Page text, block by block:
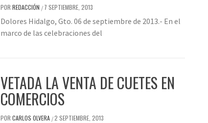
POR REDACCIÓN / 7 SEPTIEMBRE, 2013
Dolores Hidalgo, Gto. 06 de septiembre de 2013.- En el
marco de las celebraciones del
VETADA LA VENTA DE CUETES EN
COMERCIOS
POR CARLOS OLVERA /2 SEPTIEMBRE, 2013